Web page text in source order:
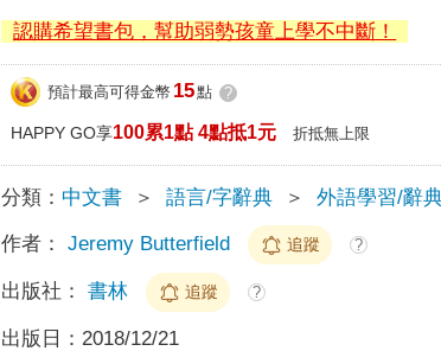
認購希望書包，幫助弱勢孩童上學不中斷！
預計最高可得金幣 15點 ?
HAPPY GO享100累1點 4點抵1元 折抵無上限
分類： 中文書 ＞ 語言/字辭典 ＞ 外語學習/辭
作者： Jeremy Butterfield 追蹤 ?
出版社： 書林 追蹤 ?
出版日： 2018/12/21